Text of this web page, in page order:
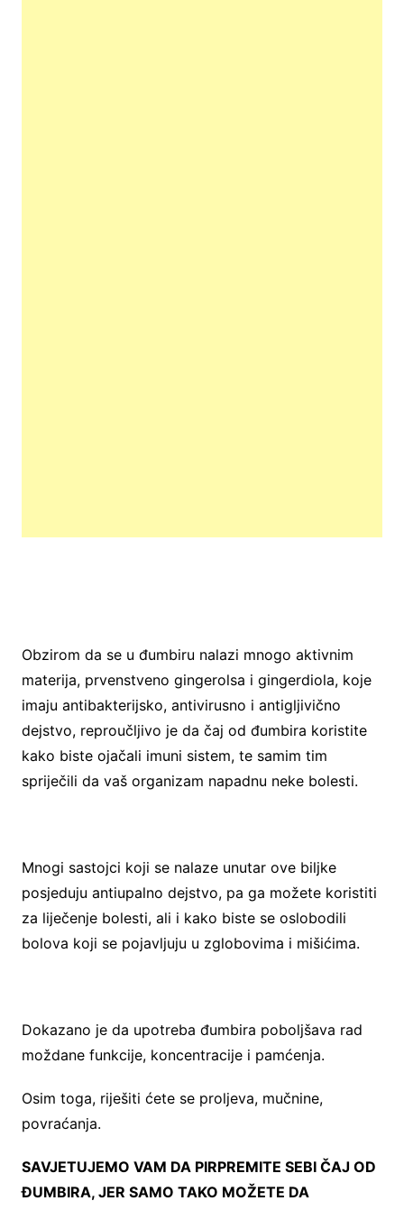
Obzirom da se u đumbiru nalazi mnogo aktivnim
materija, prvenstveno gingerolsa i gingerdiola, koje
imaju antibakterijsko, antivirusno i antigljivično
dejstvo, reproučljivo je da čaj od đumbira koristite
kako biste ojačali imuni sistem, te samim tim
spriječili da vaš organizam napadnu neke bolesti.
Mnogi sastojci koji se nalaze unutar ove biljke
posjeduju antiupalno dejstvo, pa ga možete koristiti
za liječenje bolesti, ali i kako biste se oslobodili
bolova koji se pojavljuju u zglobovima i mišićima.
Dokazano je da upotreba đumbira poboljšava rad
moždane funkcije, koncentracije i pamćenja.
Osim toga, riješiti ćete se proljeva, mučnine,
povraćanja.
SAVJETUJEMO VAM DA PIRPREMITE SEBI ČAJ OD
ĐUMBIRA, JER SAMO TAKO MOŽETE DA